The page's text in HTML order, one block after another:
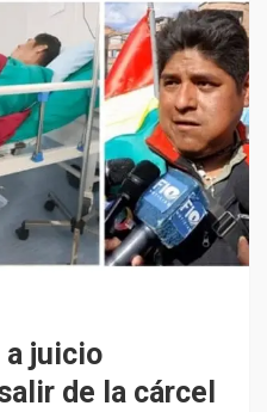
a juicio
de la cárcel